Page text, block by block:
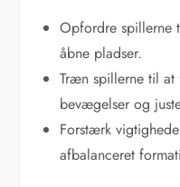
Opfordre spillerne
åbne pladser.
Træn spillerne til at
bevægelser og
Forstærk
afbalanceret